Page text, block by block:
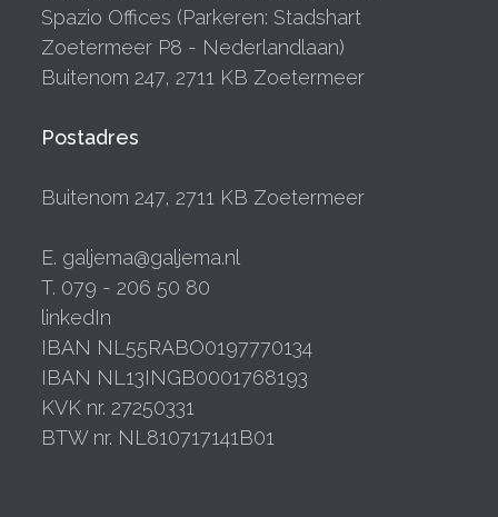
Spazio Offices (Parkeren: Stadshart
Zoetermeer P8 - Nederlandlaan)
Buitenom 247, 2711 KB Zoetermeer
Postadres
Buitenom 247, 2711 KB Zoetermeer
E. galjema@galjema.nl
T. 079 - 206 50 80
linkedIn
IBAN NL55RABO0197770134
IBAN NL13INGB0001768193
KVK nr. 27250331
BTW nr. NL810717141B01